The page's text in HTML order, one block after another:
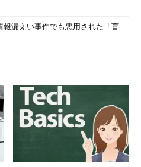
報漏えい事件でも悪用された「盲